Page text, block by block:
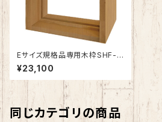
Eサイズ規格品専用木枠SHF-Z
E1
¥23,100
同じカテゴリの商品